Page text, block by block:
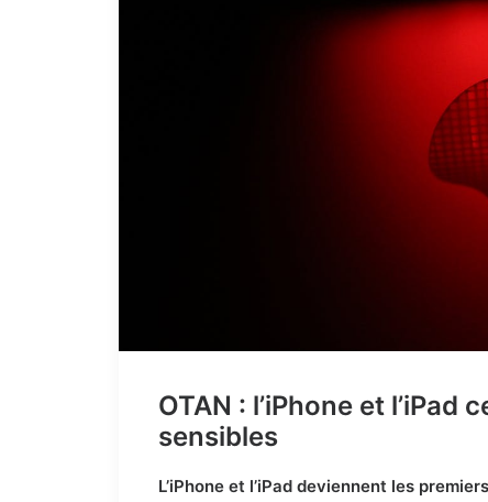
OTAN : l’iPhone et
sensibles
L’iPhone et l’iPad deviennent les